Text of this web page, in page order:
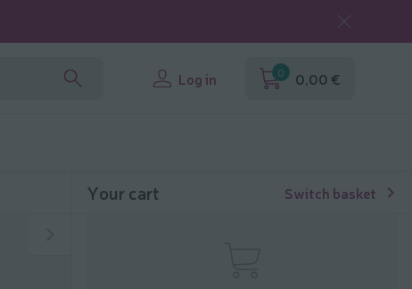
Log in 0 0,00 €
Your cart Switch basket